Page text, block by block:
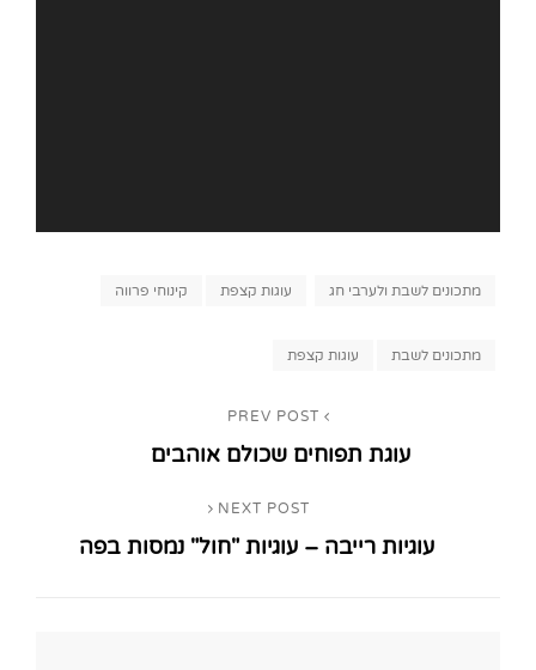
Categories
מתכונים לשבת ולערבי חג עוגות קצפת קינוחי פרווה
Tags,מתכונים לשבת עוגות קצפת
PREV POST
עוגת תפוחים שכולם אוהבים
Post
NEXT POST
עוגיות רייבה – עוגיות "חול" נמסות בפה